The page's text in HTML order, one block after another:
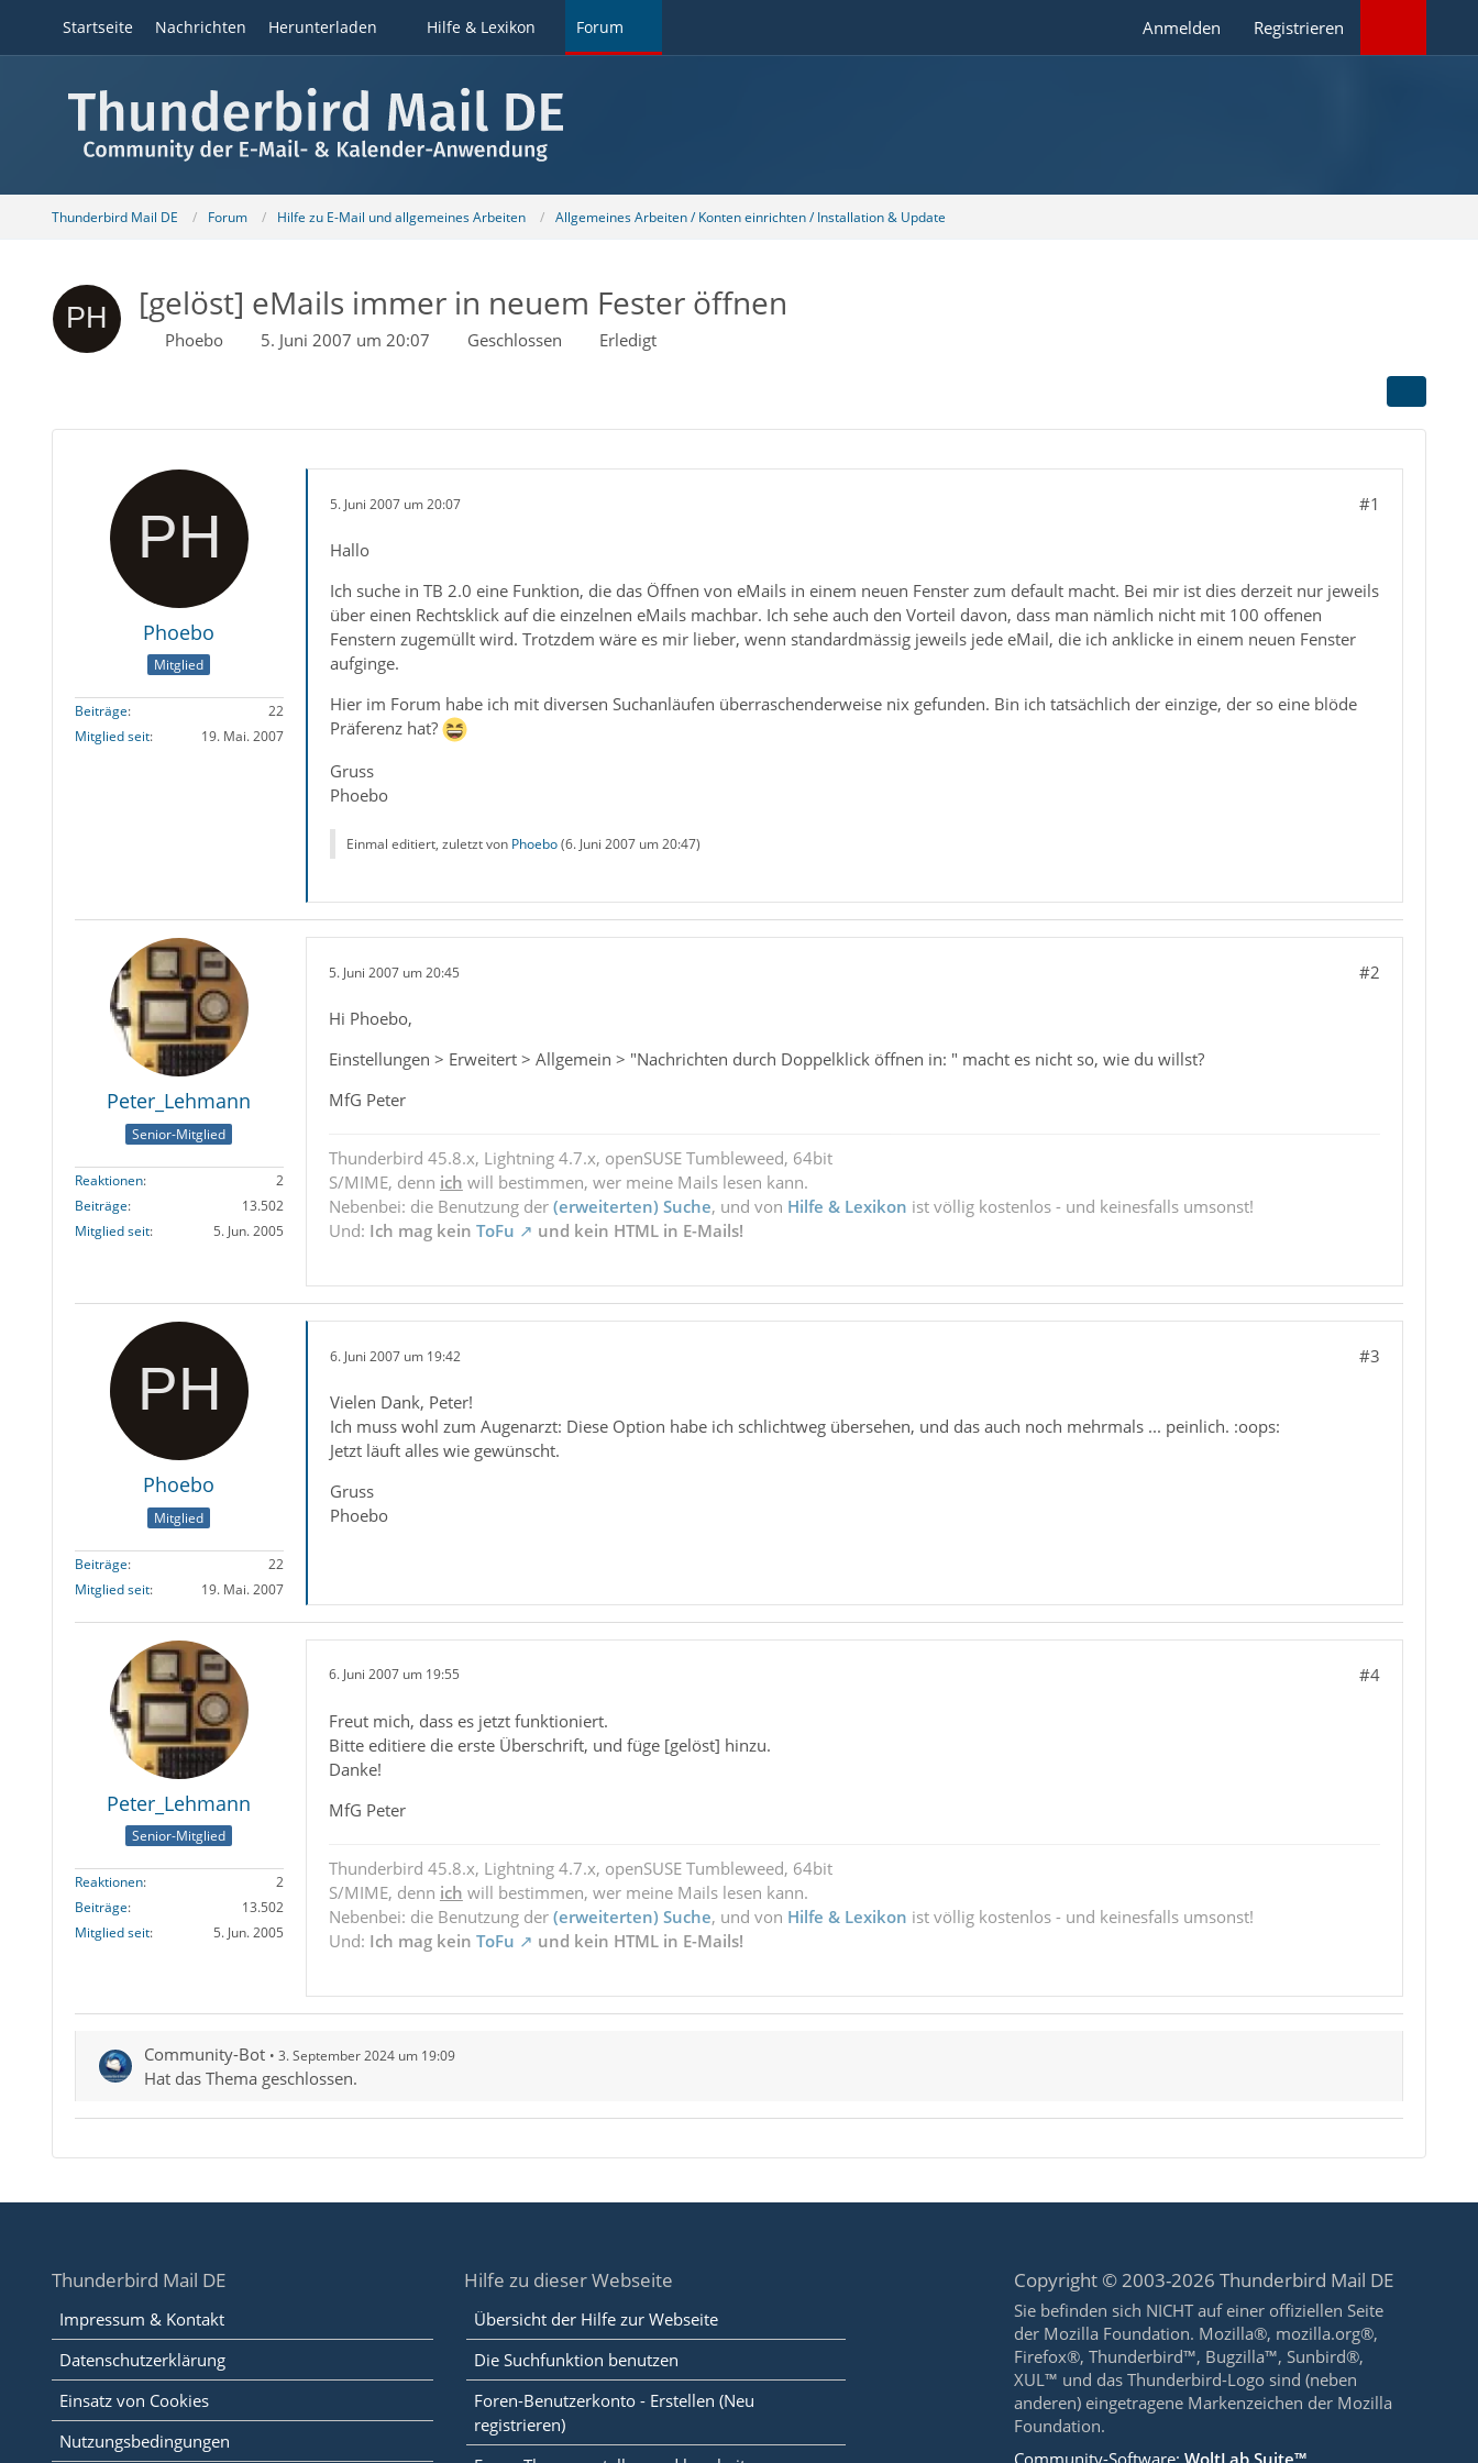
Startseite Nachrichten Herunterladen Hilfe & Lexikon Forum Anmelden Registrieren
Thunderbird Mail DE Forum Hilfe zu E-Mail und allgemeines Arbeiten Allgemeines Arbeiten / Konten einrichten / Installation & Update
[gelöst] eMails immer in neuem Fester öffnen
Phoebo 5. Juni 2007 um 20:07 Geschlossen Erledigt
Phoebo
Mitglied
Beiträge
22
Mitglied seit
19. Mai. 2007
5. Juni 2007 um 20:07 #1
Hallo
Ich suche in TB 2.0 eine Funktion, die das Öffnen von eMails in einem neuen Fenster zum default macht. Bei mir ist dies derzeit nur jeweils
über einen Rechtsklick auf die einzelnen eMails machbar. Ich sehe auch den Vorteil davon, dass man nämlich nicht mit 100 offenen
Fenstern zugemüllt wird. Trotzdem wäre es mir lieber, wenn standardmässig jeweils jede eMail, die ich anklicke in einem neuen Fenster
aufginge.
Hier im Forum habe ich mit diversen Suchanläufen überraschenderweise nix gefunden. Bin ich tatsächlich der einzige, der so eine blöde
Präferenz hat?
Gruss
Phoebo
Einmal editiert, zuletzt von Phoebo(6. Juni 2007 um 20:47)
Peter_Lehmann
Senior-Mitglied
Reaktionen
2
Beiträge
13.502
Mitglied seit
5. Jun. 2005
5. Juni 2007 um 20:45 #2
Hi Phoebo,
Einstellungen > Erweitert > Allgemein > "Nachrichten durch Doppelklick öffnen in: " macht es nicht so, wie du willst?
MfG Peter
Thunderbird 45.8.x, Lightning 4.7.x, openSUSE Tumbleweed, 64bit
S/MIME, denn ich will bestimmen, wer meine Mails lesen kann.
Nebenbei: die Benutzung der (erweiterten) Suche, und von Hilfe & Lexikon ist völlig kostenlos - und keinesfalls umsonst!
Und: Ich mag kein ToFu und kein HTML in E-Mails!
Phoebo
Mitglied
Beiträge
22
Mitglied seit
19. Mai. 2007
6. Juni 2007 um 19:42 #3
Vielen Dank, Peter!
Ich muss wohl zum Augenarzt: Diese Option habe ich schlichtweg übersehen, und das auch noch mehrmals ... peinlich. :oops:
Jetzt läuft alles wie gewünscht.
Gruss
Phoebo
Peter_Lehmann
Senior-Mitglied
Reaktionen
2
Beiträge
13.502
Mitglied seit
5. Jun. 2005
6. Juni 2007 um 19:55 #4
Freut mich, dass es jetzt funktioniert.
Bitte editiere die erste Überschrift, und füge [gelöst] hinzu.
Danke!
MfG Peter
Thunderbird 45.8.x, Lightning 4.7.x, openSUSE Tumbleweed, 64bit
S/MIME, denn ich will bestimmen, wer meine Mails lesen kann.
Nebenbei: die Benutzung der (erweiterten) Suche, und von Hilfe & Lexikon ist völlig kostenlos - und keinesfalls umsonst!
Und: Ich mag kein ToFu und kein HTML in E-Mails!
Community-Bot 3. September 2024 um 19:09
Hat das Thema geschlossen.
Thunderbird Mail DE
Impressum & Kontakt
Datenschutzerklärung
Einsatz von Cookies
Nutzungsbedingungen
Hilfe zu dieser Webseite
Übersicht der Hilfe zur Webseite
Die Suchfunktion benutzen
Foren-Benutzerkonto - Erstellen (Neu
registrieren)
Copyright © 2003-2026 Thunderbird Mail DE
Sie befinden sich NICHT auf einer offiziellen Seite
der Mozilla Foundation. Mozilla®, mozilla.org®,
Firefox®, Thunderbird™, Bugzilla™, Sunbird®,
XUL™ und das Thunderbird-Logo sind (neben
anderen) eingetragene Markenzeichen der Mozilla
Foundation.
Community-Software:WoltLab Suite™